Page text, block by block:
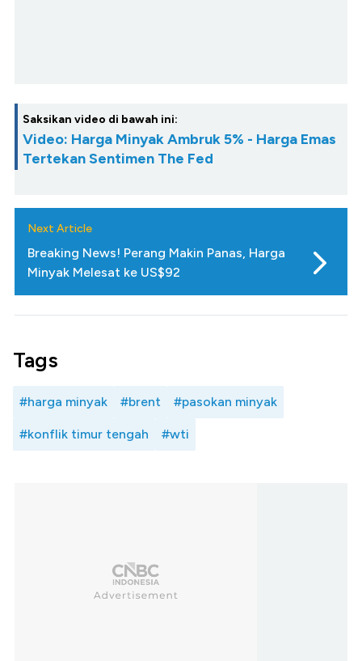
Saksikan video di bawah ini:
Video: Harga Minyak Ambruk 5% - Harga Emas
Tertekan Sentimen The Fed
Next Article
Breaking News! Perang Makin Panas, Harga
Minyak Melesat ke US$92
Tags
#harga minyak #brent #pasokan minyak
#konflik timur tengah #wti